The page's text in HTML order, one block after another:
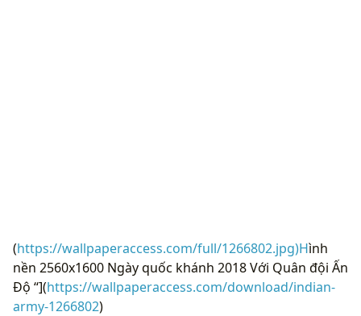
(https://wallpaperaccess.com/full/1266802.jpg)Hình
nền 2560x1600 Ngày quốc khánh 2018 Với Quân đội Ấn
Độ “](https://wallpaperaccess.com/download/indian-
army-1266802)